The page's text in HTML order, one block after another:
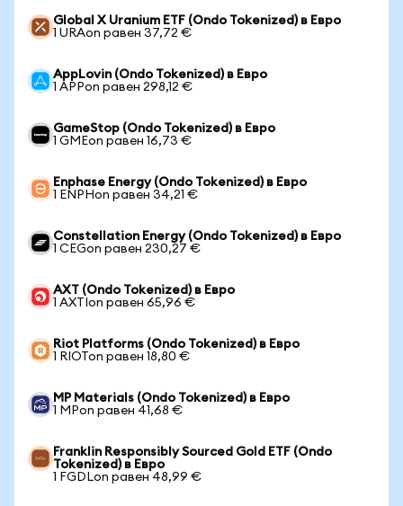
Global X Uranium ETF (Ondo Tokenized) в Евро
1 URAon равен 37,72 €
AppLovin (Ondo Tokenized) в Евро
1 APPon равен 298,12 €
GameStop (Ondo Tokenized) в Евро
1 GMEon равен 16,73 €
Enphase Energy (Ondo Tokenized) в Евро
1 ENPHon равен 34,21 €
Constellation Energy (Ondo Tokenized) в Евро
1 CEGon равен 230,27 €
AXT (Ondo Tokenized) в Евро
1 AXTIon равен 65,96 €
Riot Platforms (Ondo Tokenized) в Евро
1 RIOTon равен 18,80 €
MP Materials (Ondo Tokenized) в Евро
1 MPon равен 41,68 €
Franklin Responsibly Sourced Gold ETF (Ondo
Tokenized) в Евро
1 FGDLon равен 48,99 €